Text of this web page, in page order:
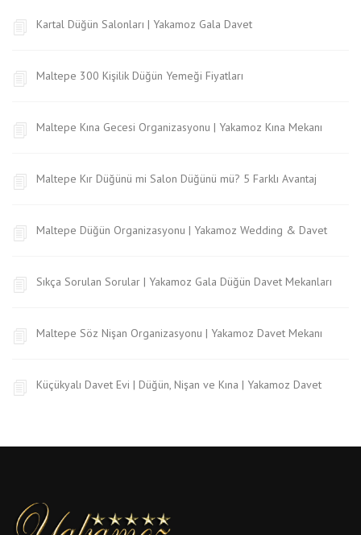
Kartal Düğün Salonları | Yakamoz Gala Davet
Maltepe 300 Kişilik Düğün Yemeği Fiyatları
Maltepe Kına Gecesi Organizasyonu | Yakamoz Kına Mekanı
Maltepe Kır Düğünü mi Salon Düğünü mü? 5 Farklı Avantaj
Maltepe Düğün Organizasyonu | Yakamoz Wedding & Davet
Sıkça Sorulan Sorular | Yakamoz Gala Düğün Davet Mekanları
Maltepe Söz Nişan Organizasyonu | Yakamoz Davet Mekanı
Küçükyalı Davet Evi | Düğün, Nişan ve Kına | Yakamoz Davet